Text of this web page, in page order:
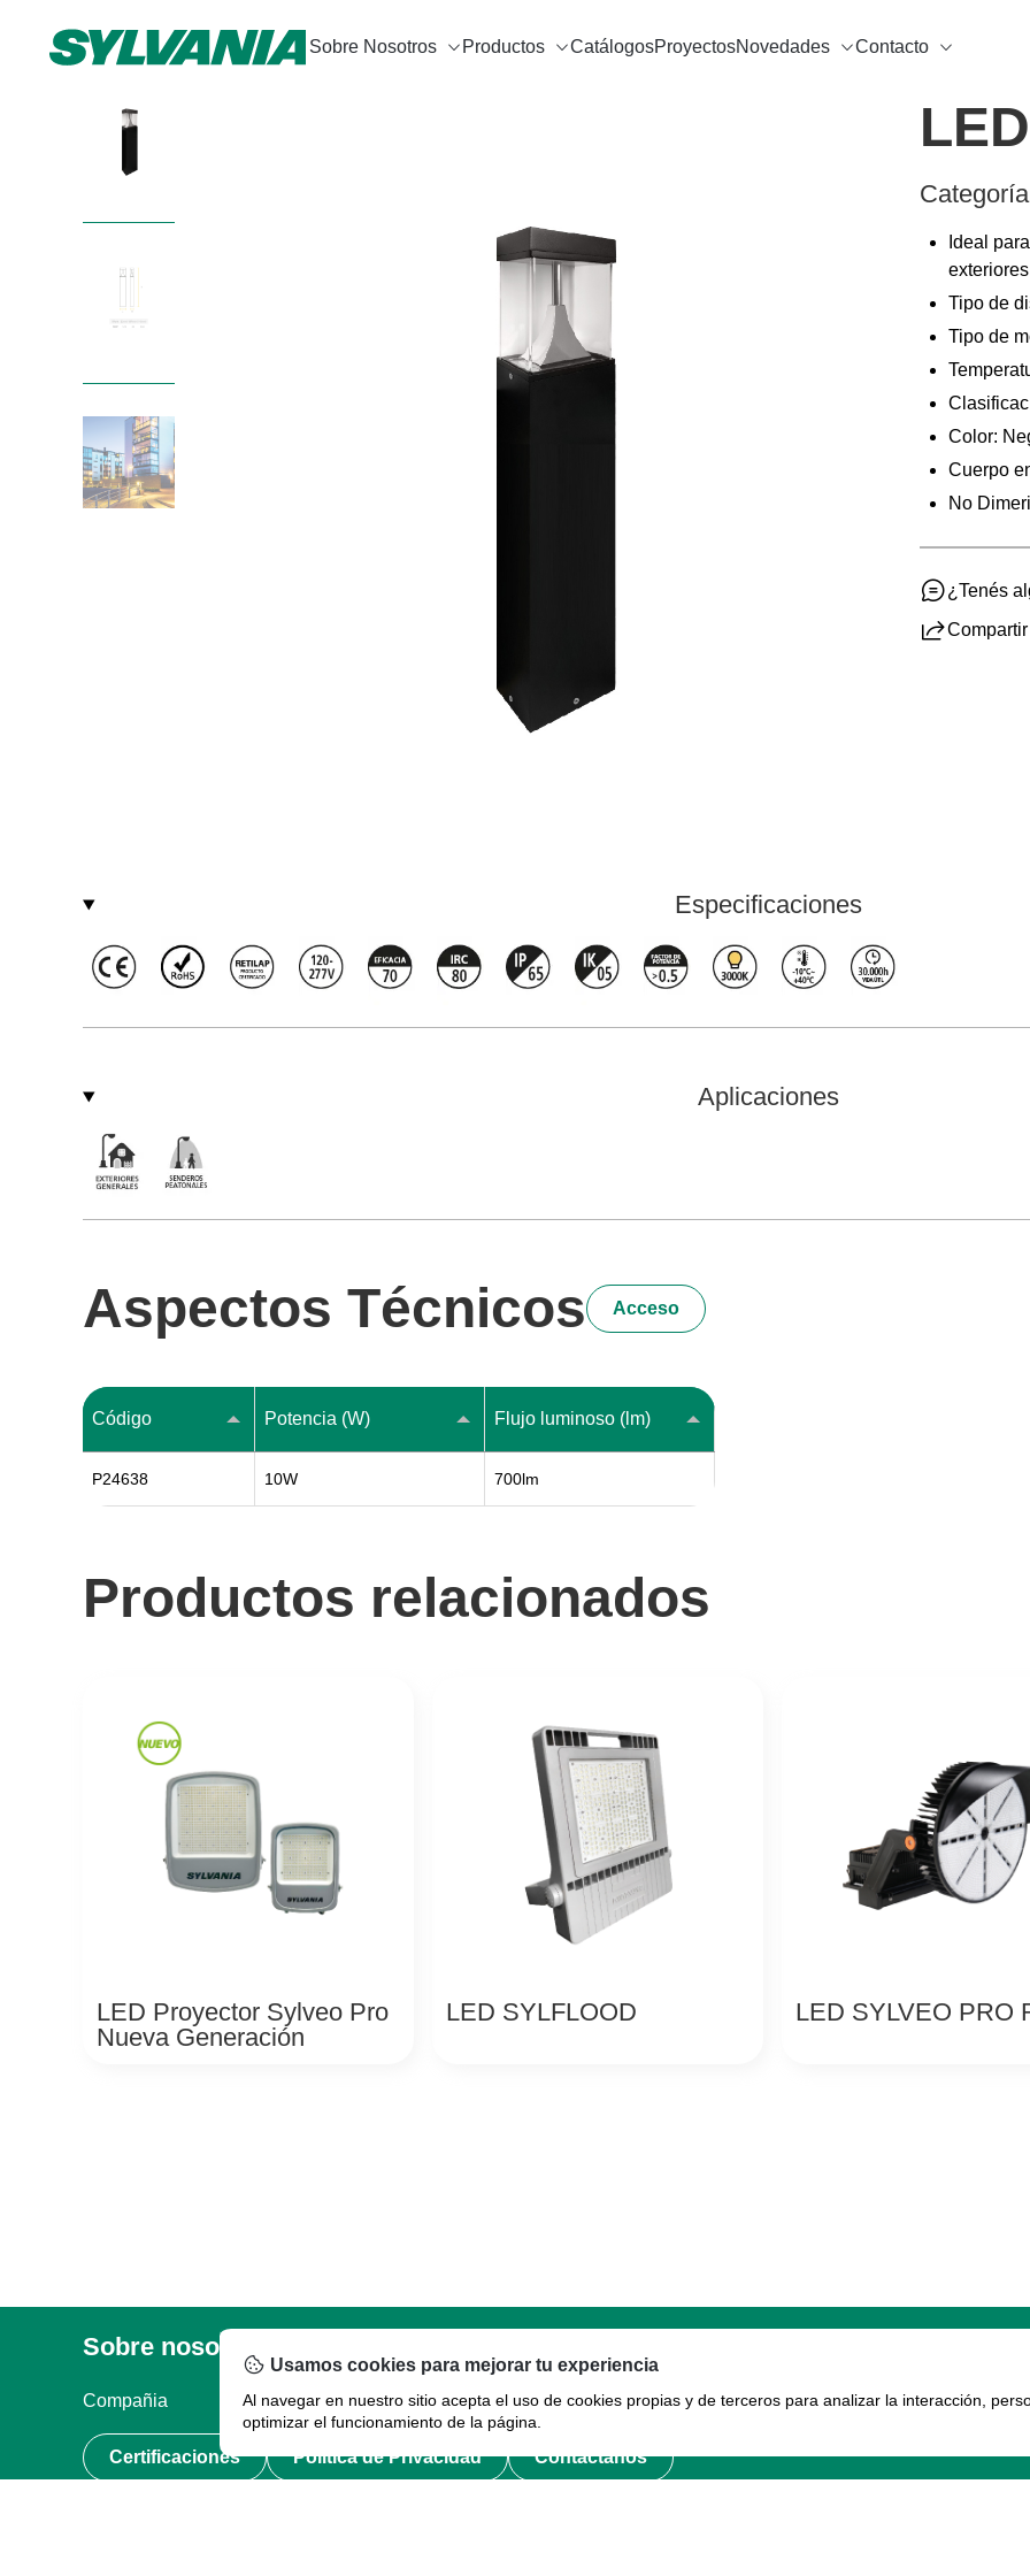
Sobre Nosotros Productos CatálogosProyectosNovedades Contacto
Ideal
Tipo de
Tipo de
Color:
Cuerpo
No
¿Tenés
Compartir
Especificaciones
Aplicaciones
Aspectos Técnicos Acceso
Código Potencia (W) Flujo luminoso (lm)
P24638 10W 700lm
Productos relacionados
LED Proyector Sylveo Pro
Nueva Generación
LED SYLFLOOD LED SYLVEO PRO
Sobre nosotros
Compañia
Certificaciones
Términos de uso
Política de Privacidad
Garantía
Contáctanos
Usamos cookies para mejorar tu experiencia
Al navegar en nuestro sitio acepta el uso de cookies propias y de terceros para analizar la interacción,
optimizar el funcionamiento de la página.